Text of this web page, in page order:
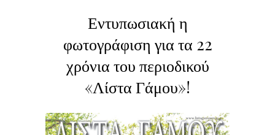
Εντυπωσιακή η
φωτογράφιση για τα 22
χρόνια του περιοδικού
«Λίστα Γάμου»!